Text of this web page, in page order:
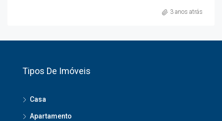
3 anos atrás
Tipos De Imóveis
Casa
Apartamento